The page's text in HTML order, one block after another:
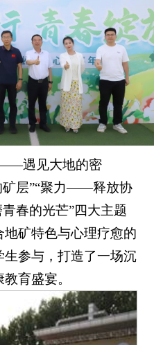
遇见大地的密
层”“聚力——释放协
春的光芒”四大主题
矿特色与心理疗愈的
参与，打造了一场沉
育盛宴。